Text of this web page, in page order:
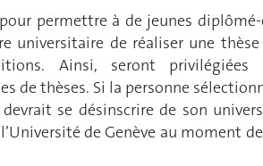
permettre à de jeunes diplômé-
universitaire de réaliser une
Ainsi, seront privilégiées
de thèses. Si la personne
se désinscrire de son
de Genève au moment